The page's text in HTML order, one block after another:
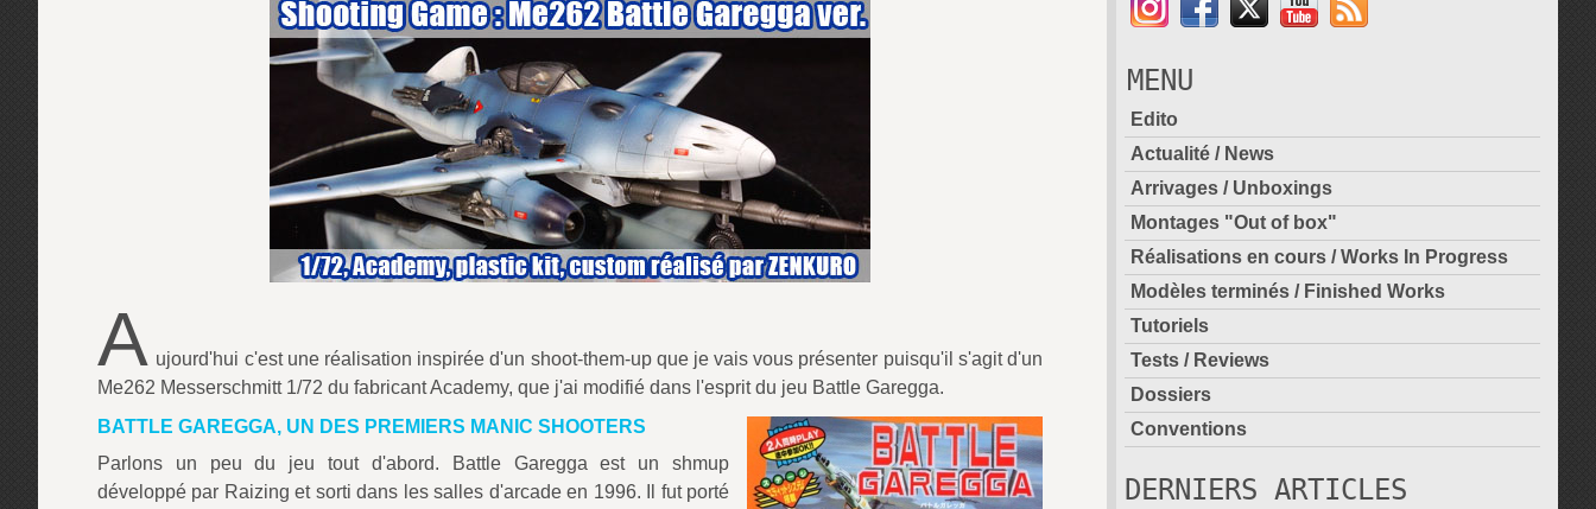
A ujourd'hui c'est une réalisation inspirée d'un shoot-them-up que je vais vous présenter puisqu'il s'agit d'un
Me262 Messerschmitt 1/72 du fabricant Academy, que j'ai modifié dans l'esprit du jeu Battle Garegga.
BATTLE GAREGGA, UN DES PREMIERS MANIC SHOOTERS
Parlons un peu du jeu tout d'abord. Battle Garegga est un shmup
développé par Raizing et sorti dans les salles d'arcade en 1996. Il fut porté
MENU
Edito
Actualité / News
Arrivages / Unboxings
Montages "Out of box"
Réalisations en cours / Works In Progress
Modèles terminés / Finished Works
Tutoriels
Tests / Reviews
Dossiers
Conventions
DERNIERS ARTICLES